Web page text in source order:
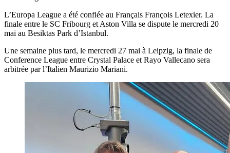
L’Europa League a été confiée au Français François Letexier. La
finale entre le SC Fribourg et Aston Villa se dispute le mercredi 20
mai au Besiktas Park d’Istanbul.
Une semaine plus tard, le mercredi 27 mai à Leipzig, la finale de
Conference League entre Crystal Palace et Rayo Vallecano sera
arbitrée par l’Italien Maurizio Mariani.